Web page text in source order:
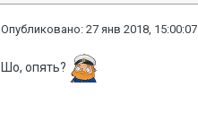
Опубликовано:27 янв 2018, 15:00:07
Шо, опять?